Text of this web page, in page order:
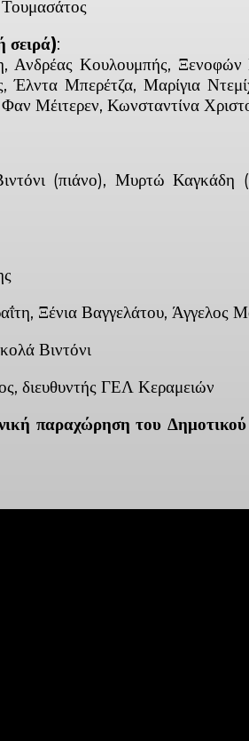
σειρά):
Ανδρέας Κουλουμπής,
Μπερέτζα, Μαρίγια
Μέιτερεν, Κωνσταντίνα
(πιάνο), Μυρτώ Καγκάδη
Ξένια Βαγγελάτου, Άγγελος
Βιντόνι
διευθυντής ΓΕΛ Κεραμειών
παραχώρηση του